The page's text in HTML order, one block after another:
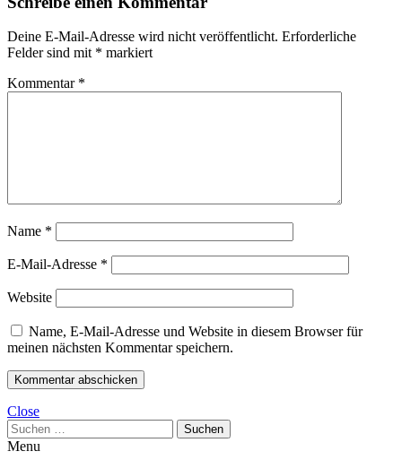
Deine E-Mail-Adresse wird nicht veröffentlicht. Erforderliche
Felder sind mit * markiert
Kommentar *
Name *
E-Mail-Adresse *
Website
Name, E-Mail-Adresse und Website in diesem Browser für
meinen nächsten Kommentar speichern.
Close
Suchen
nach:
Menu